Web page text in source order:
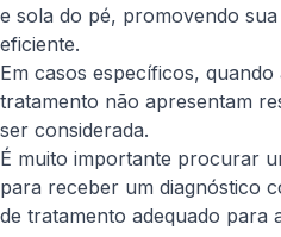
e sola do pé, promovendo
eficiente.
Em casos específicos,
tratamento não apresentam
ser considerada.
É muito importante procurar
para receber um diagnóstico
de tratamento adequado para